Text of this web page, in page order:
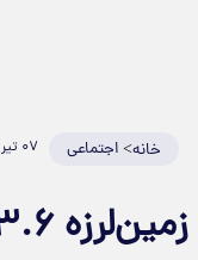
خانه>اجتماعی ۰۷ تیر ۱۴۰۵